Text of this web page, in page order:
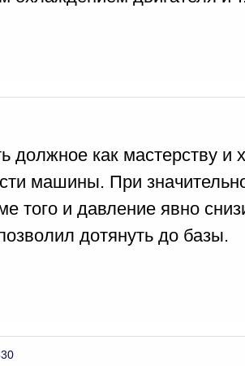
должное как мастерству и
машины. При
того и давление явно
дотянуть до базы.